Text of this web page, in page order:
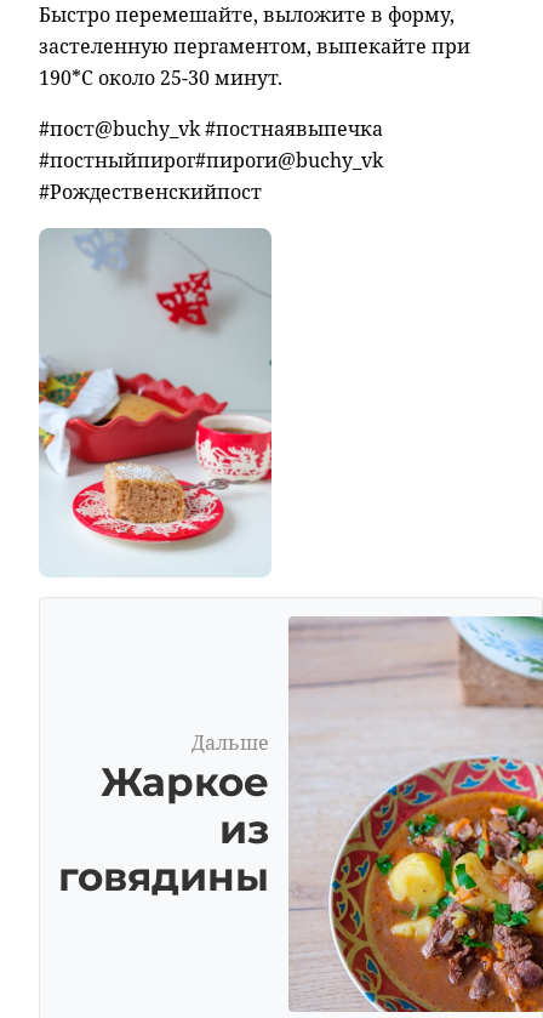
Быстро перемешайте, выложите в форму,
застеленную пергаментом, выпекайте при
190*С около 25-30 минут.
#пост@buchy_vk #постнаявыпечка
#постныйпирог#пироги@buchy_vk
#Рождественскийпост
Дальше
Жаркое
из
говядины